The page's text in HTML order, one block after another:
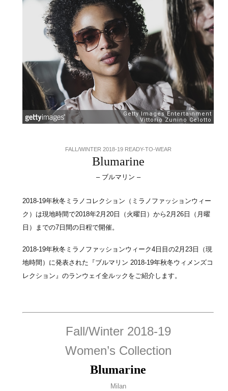
FALL/WINTER 2018-19 READY-TO-WEAR
Blumarine
– ブルマリン –
2018-19年秋冬ミラノコレクション（ミラノファッションウィー
ク）は現地時間で2018年2月20日（火曜日）から2月26日（月曜
日）までの7日間の日程で開催。
2018-19年秋冬ミラノファッションウィーク4日目の2月23日（現
地時間）に発表された『ブルマリン 2018-19年秋冬ウィメンズコ
レクション』のランウェイ全ルックをご紹介します。
Fall/Winter 2018-19
Women’s Collection
Blumarine
Milan